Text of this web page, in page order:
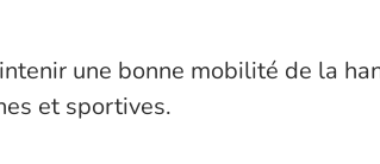
une bonne mobilité de la
et sportives.